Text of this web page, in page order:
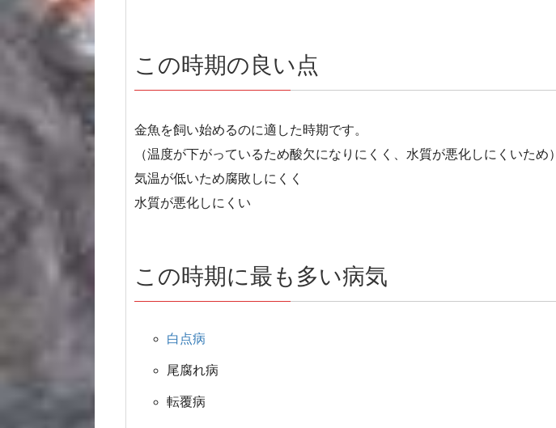
この時期の良い点
金魚を飼い始めるのに適した時期です。
（温度が下がっているため酸欠になりにくく、水質が悪化しにくいため）
気温が低いため腐敗しにくく
水質が悪化しにくい
この時期に最も多い病気
白点病
尾腐れ病
転覆病